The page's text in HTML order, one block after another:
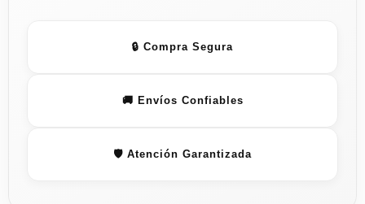
🔒 Compra Segura
🚚 Envíos Confiables
🛡️ Atención Garantizada